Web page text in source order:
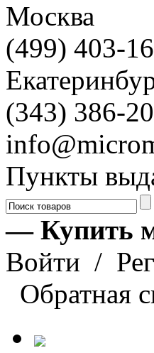
Москва
(499) 403-
(343) 386-
Пункты
— Купить
Войти /
Обратная